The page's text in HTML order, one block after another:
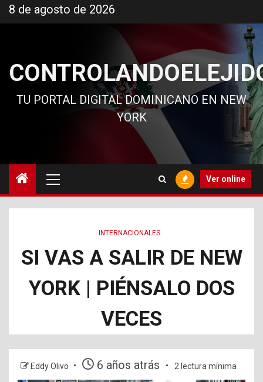
al
8 de agosto de 2026
TU PORTAL DIGITAL DOMINICANO EN NEW
YORK
principal
Ver online
INTERNACIONALES
SI VAS A SALIR DE NEW
YORK | PIÉNSALO DOS
VECES
Eddy Olivo 6 años atrás 2 lectura mínima